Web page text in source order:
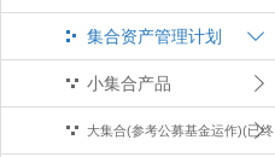
集合资产管理计划
小集合产品
大集合(参考公募基金运作)(已终